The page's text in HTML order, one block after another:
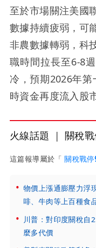
至於市場關注美國
數據持續疲弱，可
非農數據轉弱，科
職時間拉長至6-8
冷，預期2026年
時資金再度流入股市
火線話題 ｜ 關稅
這篇報導屬於「關稅戰
物價上漲通膨壓力
啡、牛肉等上百種食
川普：對印度關稅
麼多代價